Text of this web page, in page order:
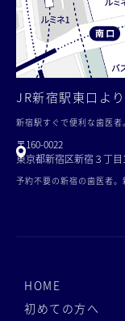
JR新宿駅東口よ
新宿駅すぐで便利な歯医
〒160-0022
東京都新宿区新宿３丁
予約不要の新宿の歯医者
HOME
初めての方へ